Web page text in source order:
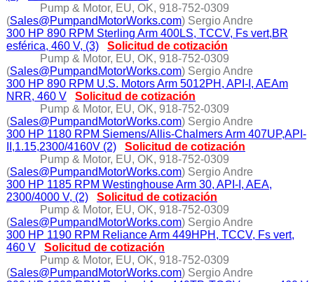
Pump & Motor, EU, OK, 918-752-0309
(Sales@PumpandMotorWorks.com) Sergio Andre
300 HP 890 RPM Sterling Arm 400LS, TCCV, Fs vert,BR
esférica, 460 V, (3)
Solicitud de cotización
Pump & Motor, EU, OK, 918-752-0309
(Sales@PumpandMotorWorks.com) Sergio Andre
300 HP 890 RPM U.S. Motors Arm 5012PH, API-I, AEAm
NRR, 460 V
Solicitud de cotización
Pump & Motor, EU, OK, 918-752-0309
(Sales@PumpandMotorWorks.com) Sergio Andre
300 HP 1180 RPM Siemens/Allis-Chalmers Arm 407UP,API-
II,1.15,2300/4160V (2)
Solicitud de cotización
Pump & Motor, EU, OK, 918-752-0309
(Sales@PumpandMotorWorks.com) Sergio Andre
300 HP 1185 RPM Westinghouse Arm 30, API-I, AEA,
2300/4000 V, (2)
Solicitud de cotización
Pump & Motor, EU, OK, 918-752-0309
(Sales@PumpandMotorWorks.com) Sergio Andre
300 HP 1190 RPM Reliance Arm 449HPH, TCCV, Fs vert,
460 V
Solicitud de cotización
Pump & Motor, EU, OK, 918-752-0309
(Sales@PumpandMotorWorks.com) Sergio Andre